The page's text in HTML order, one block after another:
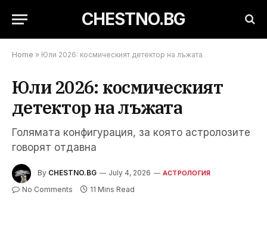
CHESTNO.BG
Home » Юли 2026: космическият детектор на лъжата
Юли 2026: космическият
детектор на лъжата
Голямата конфигурация, за която астролозите
говорят отдавна
By CHESTNO.BG July 4, 2026 АСТРОЛОГИЯ
No Comments 11 Mins Read